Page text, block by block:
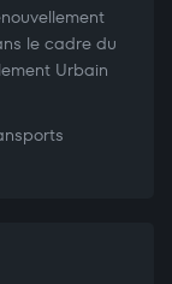
le cadre du
Urbain